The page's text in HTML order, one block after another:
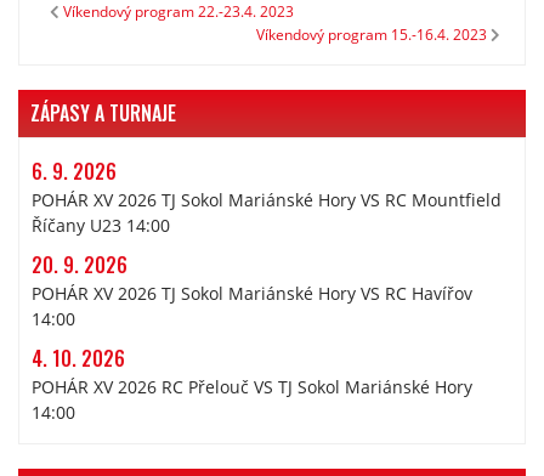
Víkendový program 22.-23.4. 2023
Víkendový program 15.-16.4. 2023
ZÁPASY A TURNAJE
6. 9. 2026
POHÁR XV 2026 TJ Sokol Mariánské Hory VS RC Mountfield
Říčany U23 14:00
20. 9. 2026
POHÁR XV 2026 TJ Sokol Mariánské Hory VS RC Havířov
14:00
4. 10. 2026
POHÁR XV 2026 RC Přelouč VS TJ Sokol Mariánské Hory
14:00